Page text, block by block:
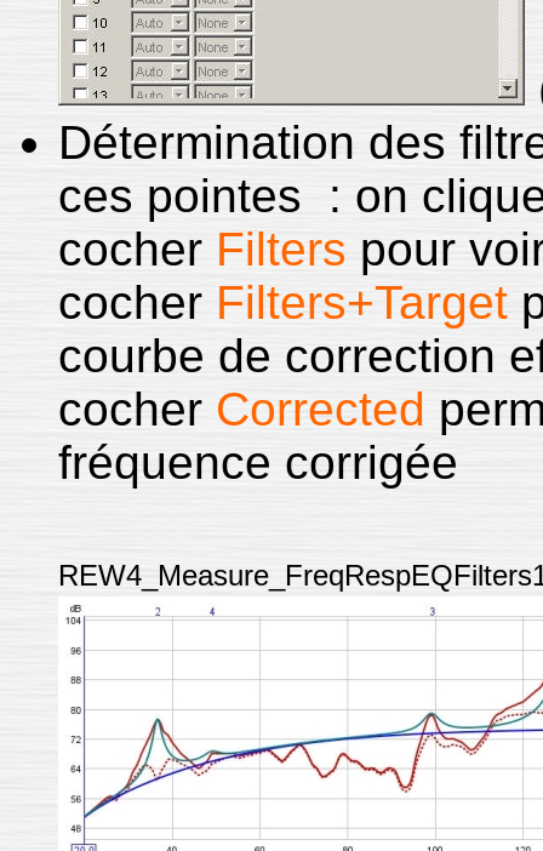
Détermination des
ces pointes : on
cocher Filters pour
cocher Filters+Target
courbe de correction
cocher Corrected
fréquence corrigée